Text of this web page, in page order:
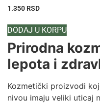
1.350 RSD
DODAJ U KORPU
Prirodna
lepota i
Kozmetički proizvodi
nivou imaju veliki uticaj